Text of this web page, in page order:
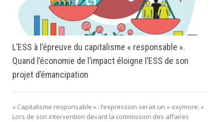
L’ESS à l’épreuve du capitalisme « responsable ».
Quand l’économie de l’impact éloigne l’ESS de son
projet d’émancipation
« Capitalisme responsable » : l’expression serait un « oxymore. »
Lors de son intervention devant la commission des affaires